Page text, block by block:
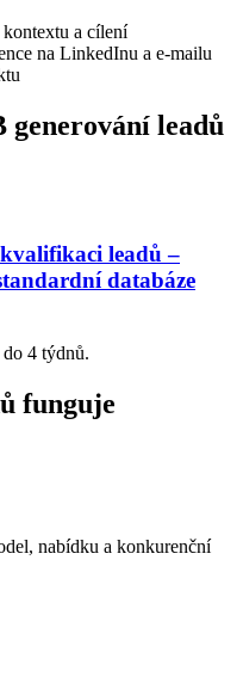
a cílení
na LinkedInu a e-mailu
generování leadů
leadů –
databáze
4 týdnů.
funguje
nabídku a konkurenční